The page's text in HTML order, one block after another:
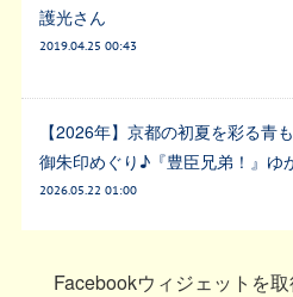
護光さん
2019.04.25 00:43
【2026年】京都の初夏を彩る青
御朱印めぐり♪『豊臣兄弟！』ゆ
2026.05.22 01:00
Facebookウィジェットを取